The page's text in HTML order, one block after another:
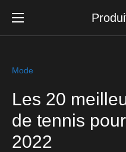
Mode
Les 20
de tennis
2022